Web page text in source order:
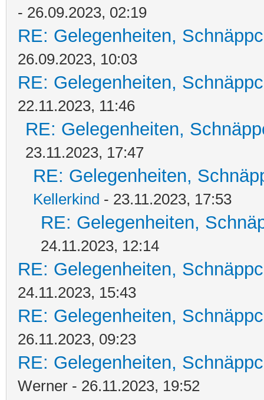
- 26.09.2023, 02:19
RE: Gelegenheiten,
26.09.2023, 10:03
RE: Gelegenheiten,
22.11.2023, 11:46
RE: Gelegenheiten,
23.11.2023, 17:47
RE: Gelegenheiten,
Kellerkind - 23.11.2023, 17:53
RE: Gelegenheiten,
24.11.2023, 12:14
RE: Gelegenheiten,
24.11.2023, 15:43
RE: Gelegenheiten,
26.11.2023, 09:23
RE: Gelegenheiten,
Werner - 26.11.2023, 19:52